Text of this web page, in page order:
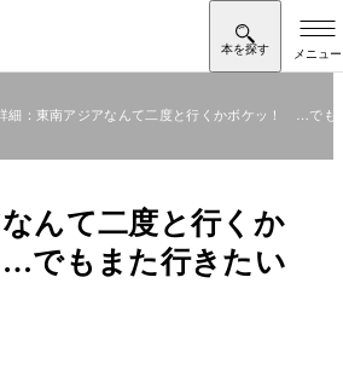
細：東南アジアなんて二度と行くかボケッ！ …でも
んて二度と行くか
でもまた行きたい